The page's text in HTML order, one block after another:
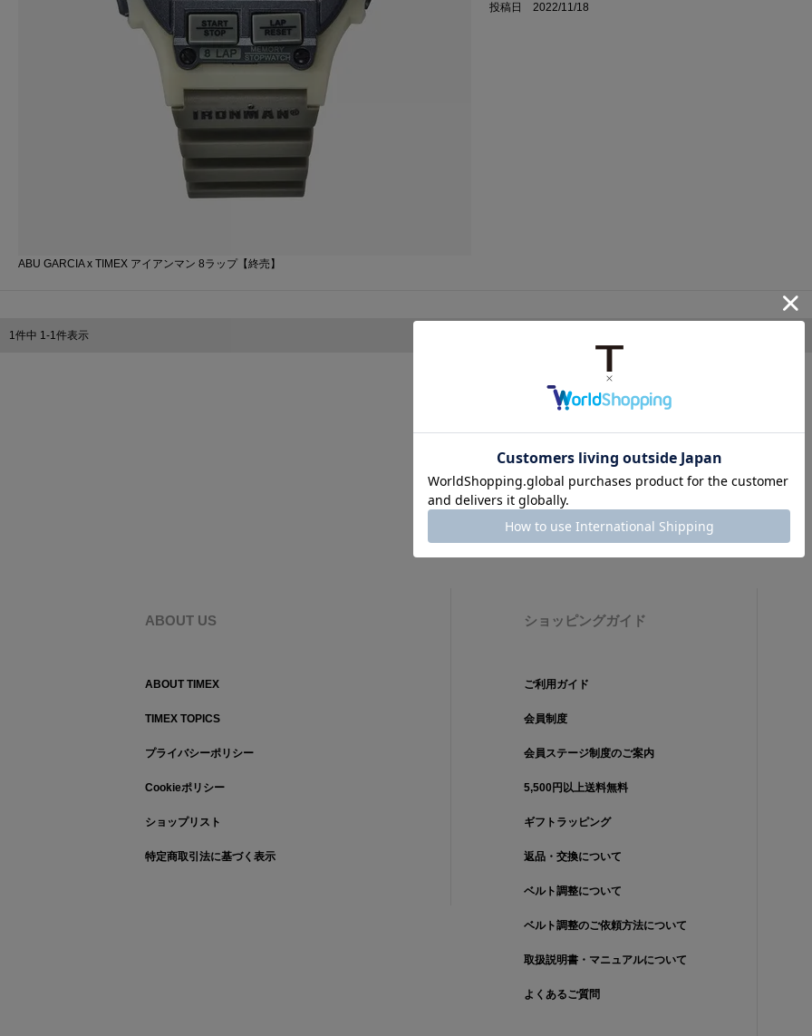
ABU GARCIA x TIMEX アイアンマン 8ラップ【終売】
投稿日
2022/11/18
1件中 1-1件表示
ABOUT US
ABOUT TIMEX
TIMEX TOPICS
プライバシーポリシー
Cookieポリシー
ショップリスト
特定商取引法に基づく表示
ショッピングガイド
ご利用ガイド
会員制度
会員ステージ制度のご案内
5,500円以上送料無料
ギフトラッピング
返品・交換について
ベルト調整について
ベルト調整のご依頼方法について
取扱説明書・マニュアルについて
よくあるご質問